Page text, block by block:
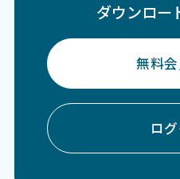
ダウンロー
無料
ロ